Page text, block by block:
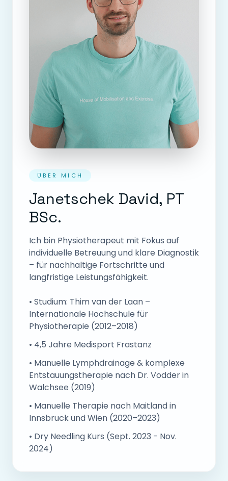
ÜBER MICH
Janetschek David, PT
BSc.
Ich bin Physiotherapeut mit Fokus auf
individuelle Betreuung und klare Diagnostik
– für nachhaltige Fortschritte und
langfristige Leistungsfähigkeit.
• Studium: Thim van der Laan –
Internationale Hochschule für
Physiotherapie (2012–2018)
• 4,5 Jahre Medisport Frastanz
• Manuelle Lymphdrainage & komplexe
Entstauungstherapie nach Dr. Vodder in
Walchsee (2019)
• Manuelle Therapie nach Maitland in
Innsbruck und Wien (2020–2023)
• Dry Needling Kurs (Sept. 2023 - Nov.
2024)